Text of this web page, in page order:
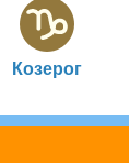
Козерог